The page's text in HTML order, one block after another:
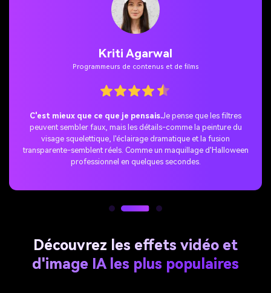
Kriti Agarwal
Programmeurs de contenus et de films
La surprise TikTok parfaite.J’ai rejoint la tendance des filtres
d’Halloween sur TikTok et j’ai partagé ma transformation fantôme.
La réponse a été incroyable-tout le monde a adoré l'effet bizarre
et mon post est rapidement devenu viral.
Découvrez les effets vidéo et
d'image IA les plus populaires